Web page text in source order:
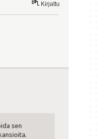
Kirjattu
sen